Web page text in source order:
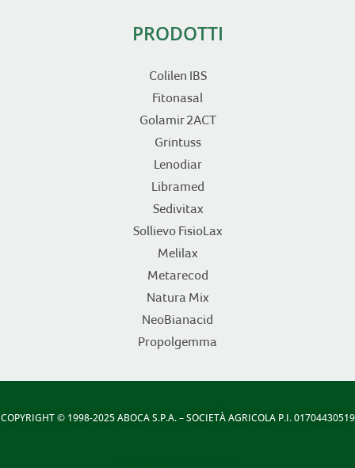
PRODOTTI
Colilen IBS
Fitonasal
Golamir 2ACT
Grintuss
Lenodiar
Libramed
Sedivitax
Sollievo FisioLax
Melilax
Metarecod
Natura Mix
NeoBianacid
Propolgemma
COPYRIGHT© 1998-2025 ABOCA S.P.A. – SOCIETÀ AGRICOLA P.I. 01704430519